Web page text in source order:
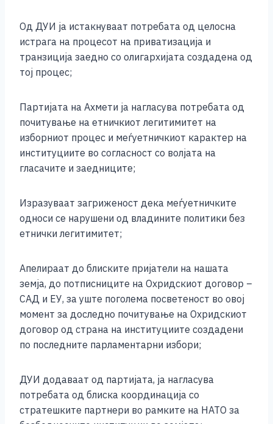
Од ДУИ ја истакнуваат потребата од целосна
истрага на процесот на приватизација и
транзиција заедно со олигархијата создадена од
тој процес;
Партијата на Ахмети ја нагласува потребата од
почитување на етничкиот легитимитет на
изборниот процес и меѓуетничкиот карактер на
институциите во согласност со волјата на
гласачите и заедниците;
Изразуваат загриженост дека меѓуетничките
односи се нарушени од владините политики без
етнички легитимитет;
Апелираат до блиските пријатели на нашата
земја, до потписниците на Охридскиот договор –
САД и ЕУ, за уште поголема посветеност во овој
момент за доследно почитување на Охридскиот
договор од страна на институциите создадени
по последните парламентарни избори;
ДУИ додаваат од партијата, ја нагласува
потребата од блиска координација со
стратешките партнери во рамките на НАТО за